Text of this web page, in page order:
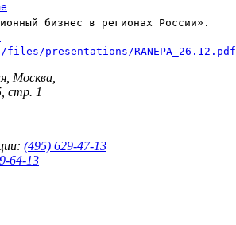
бизнес в регионах России».
files/presentations/RANEPA_26.12.pdf
Москва,
стр. 1
(495) 629-47-13
64-13